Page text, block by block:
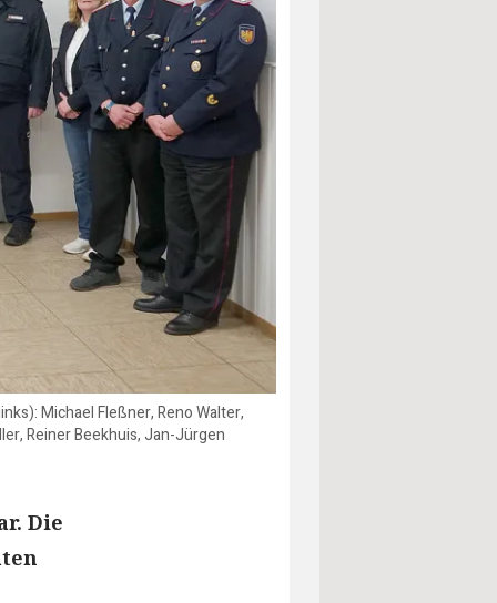
Michael Fleßner, Reno Walter,
Reiner Beekhuis, Jan-Jürgen
Die